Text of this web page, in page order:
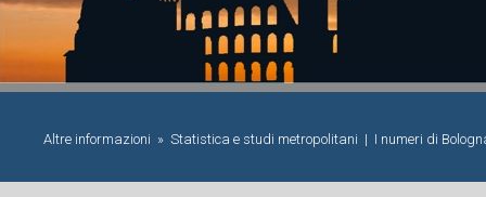
Altre informazioni » Statistica e studi metropolitani | I numeri di